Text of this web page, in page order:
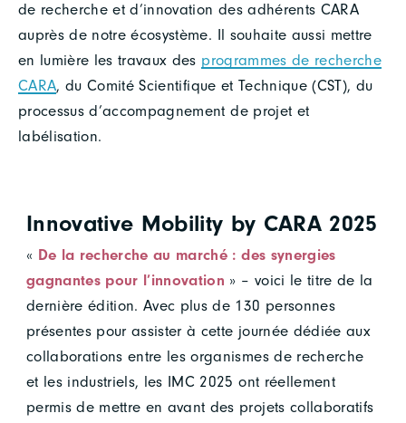
de recherche et d’innovation des adhérents CARA
auprès de notre écosystème. Il souhaite aussi mettre
en lumière les travaux des programmes de recherche
CARA, du Comité Scientifique et Technique (CST), du
processus d’accompagnement de projet et
labélisation.
Innovative Mobility by CARA 2025
« De la recherche au marché : des synergies
gagnantes pour l’innovation » – voici le titre de la
dernière édition. Avec plus de 130 personnes
présentes pour assister à cette journée dédiée aux
collaborations entre les organismes de recherche
et les industriels, les IMC 2025 ont réellement
permis de mettre en avant des projets collaboratifs